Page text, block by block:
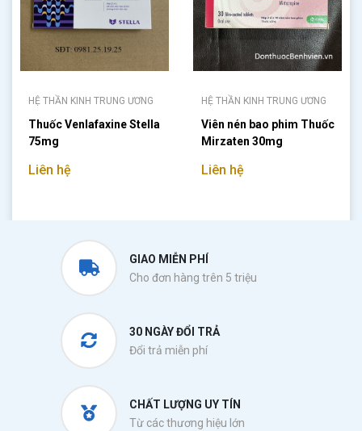
HỆ THẦN KINH TRUNG ƯƠNG
Thuốc Venlafaxine Stella
75mg
Liên hệ
HỆ THẦN KINH TRUNG ƯƠNG
Viên nén bao phim Thuốc
Mirzaten 30mg
Liên hệ
GIAO MIỄN PHÍ
Cho đơn hàng trên 5 triệu
30 NGÀY ĐỔI TRẢ
Đổi trả miễn phí
CHẤT LƯỢNG UY TÍN
Từ các thương hiệu lớn